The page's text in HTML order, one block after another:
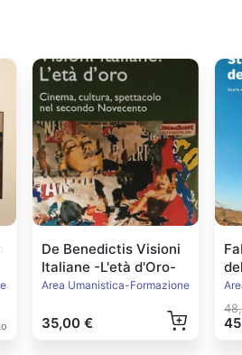
De Benedictis Visioni
Italiane -L'età d'Oro-
Area Umanistica-Formazione
35,00 €